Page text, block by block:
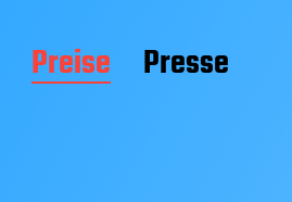
Preise Presse